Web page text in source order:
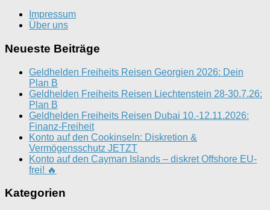
Impressum
Über uns
Neueste Beiträge
Geldhelden Freiheits Reisen Georgien 2026: Dein
Plan B
Geldhelden Freiheits Reisen Liechtenstein 28-30.7.26:
Plan B
Geldhelden Freiheits Reisen Dubai 10.-12.11.2026:
Finanz-Freiheit
Konto auf den Cookinseln: Diskretion &
Vermögensschutz JETZT
Konto auf den Cayman Islands – diskret Offshore EU-
frei! 🔥
Kategorien